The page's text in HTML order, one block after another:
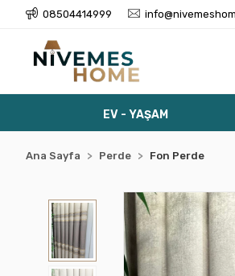
08504414999
EV - YAŞAM
Ana Sayfa Perde Fon Perde